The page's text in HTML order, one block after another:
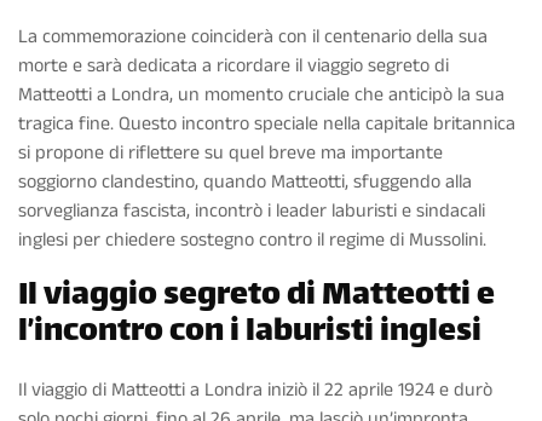
La commemorazione coinciderà con il centenario della sua
morte e sarà dedicata a ricordare il viaggio segreto di
Matteotti a Londra, un momento cruciale che anticipò la sua
tragica fine. Questo incontro speciale nella capitale britannica
si propone di riflettere su quel breve ma importante
soggiorno clandestino, quando Matteotti, sfuggendo alla
sorveglianza fascista, incontrò i leader laburisti e sindacali
inglesi per chiedere sostegno contro il regime di Mussolini.
Il viaggio segreto di Matteotti e
l’incontro con i laburisti inglesi
Il viaggio di Matteotti a Londra iniziò il 22 aprile 1924 e durò